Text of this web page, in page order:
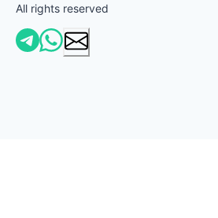
All rights reserved